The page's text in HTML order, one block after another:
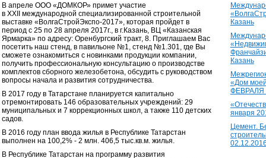
В апреле ООО «ДОМКОР» примет участие
в XXII международной специализированной строительной
выставке «ВолгаСтройЭкспо-2017», которая пройдет в
период с 25 по 28 апреля 2017г., в г.Казань, ВЦ «Казанская
Ярмарка» по адресу: Оренбургский тракт, 8. Приглашаем Вас
посетить наш стенд, в павильоне №1, стенд №1.301, где Вы
сможете ознакомиться с новинками продукции компании,
получить профессиональную консультацию о производстве
комплектов сборного железобетона, обсудить с руководством
вопросы начала и развития сотрудничества.
В 2017 году в Татарстане планируется капитально
отремонтировать 146 образовательных учреждений: 29
муниципальных и 7 коррекционных школ, а также 110 детских
садов.
В 2016 году план ввода жилья в Республике Татарстан
выполнен на 100,2% - 2 млн. 406,5 тыс.кв.м. жилья.
В Республике Татарстан на программу развития
Казань
Казань
«Дом
ФЕВРАЛЯ
января
Цемент.